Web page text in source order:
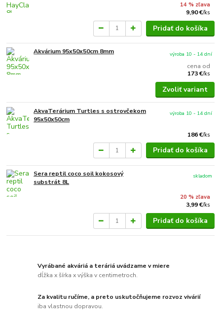
14 % zľava
9,90 €/ks
Pridať do košíka
Akvárium 95x50x50cm 8mm
cena od
173 €/ks
výroba 10 - 14 dní
Zvoliť variant
AkvaTerárium Turtles s ostrovčekom
95x50x50cm
186 €/ks
výroba 10 - 14 dní
Pridať do košíka
Sera reptil coco soil kokosový
substrát 8L
20 % zľava
3,99 €/ks
skladom
Pridať do košíka
Vyrábané akváriá a teráriá uvádzame v miere
dĺžka x šírka x výška v centimetroch.
Za kvalitu ručíme, a preto uskutočňujeme rozvoz vivárií
iba vlastnou dopravou.